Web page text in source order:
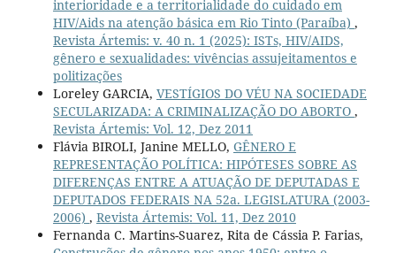
interioridade e a territorialidade do cuidado em
HIV/Aids na atenção básica em Rio Tinto (Paraíba) ,
Revista Ártemis: v. 40 n. 1 (2025): ISTs, HIV/AIDS,
gênero e sexualidades: vivências assujeitamentos e
politizações
Loreley GARCIA, VESTÍGIOS DO VÉU NA SOCIEDADE
SECULARIZADA: A CRIMINALIZAÇÃO DO ABORTO ,
Revista Ártemis: Vol. 12, Dez 2011
Flávia BIROLI, Janine MELLO, GÊNERO E
REPRESENTAÇÃO POLÍTICA: HIPÓTESES SOBRE AS
DIFERENÇAS ENTRE A ATUAÇÃO DE DEPUTADAS E
DEPUTADOS FEDERAIS NA 52a. LEGISLATURA (2003-
2006) , Revista Ártemis: Vol. 11, Dez 2010
Fernanda C. Martins-Suarez, Rita de Cássia P. Farias,